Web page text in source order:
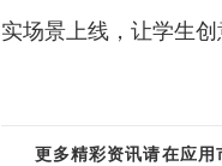
实场景上线，让学生
更多精彩资讯请在应用